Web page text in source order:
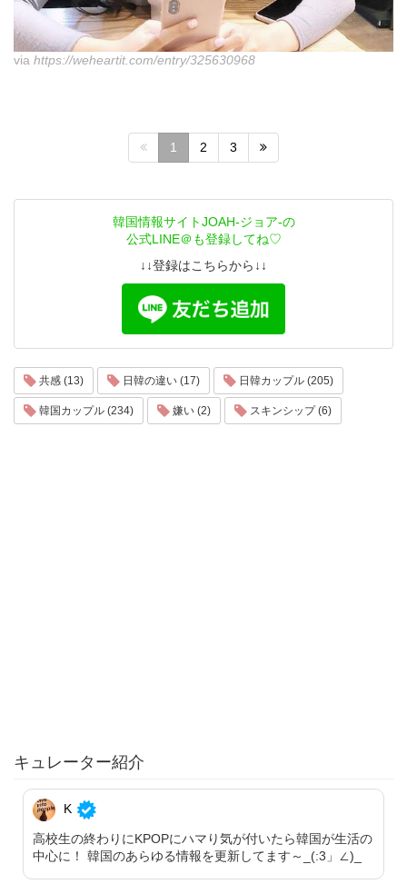
via https://weheartit.com/entry/325630968
1 2 3
韓国情報サイトJOAH-ジョア-の
公式LINE＠も登録してね♡
↓↓登録はこちらから↓↓
共感 (13) 日韓の違い (17) 日韓カップル (205)
韓国カップル (234) 嫌い (2) スキンシップ (6)
キュレーター紹介
K
高校生の終わりにKPOPにハマり気が付いたら韓国が生活の
中心に！ 韓国のあらゆる情報を更新してます～_(:3」∠)_